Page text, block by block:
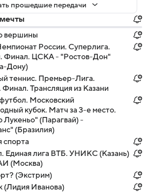
прошедшие передачи
вершины
России. Суперлига.
ЦСКА - "Ростов-Дон"
Дону)
теннис. Премьер-Лига.
Трансляция из Казани
Московский
кубок. Матч за 3-е место.
Лукеньо" (Парагвай) -
(Бразилия)
спорта
Единая лига ВТБ. УНИКС (Казань)
(Москва)
(Экстрим)
(Лидия Иванова)